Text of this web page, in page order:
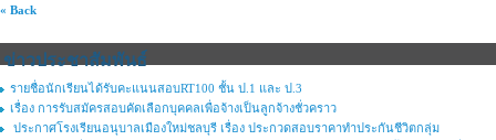
« Back
ข่าวประชาสัมพันธ์
รายชื่อนักเรียนได้รับคะแนนสอบRT100 ชั้น ป.1 และ ป.3
เรื่อง การรับสมัครสอบคัดเลือกบุคคลเพื่อจ้างเป็นลูกจ้างชั่วคราว
ประกาศโรงเรียนอนุบาลเมืองใหม่ชลบุรี เรื่อง ประกวดสอบราคาทำประกันชีวิตกลุ่ม